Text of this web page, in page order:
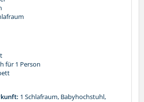
für 1 Person
1 Schlafraum, Babyhochstuhl,